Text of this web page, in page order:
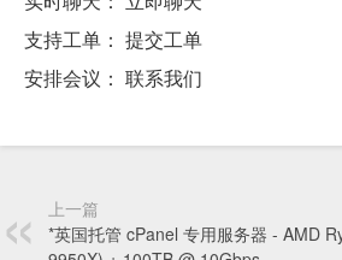
支持工单： 提交工单
安排会议： 联系我们
上一篇
*英国托管 cPanel 专用服务器 - AMD